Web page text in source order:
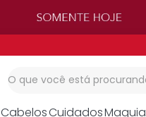
O que você está
CabelosCuidados